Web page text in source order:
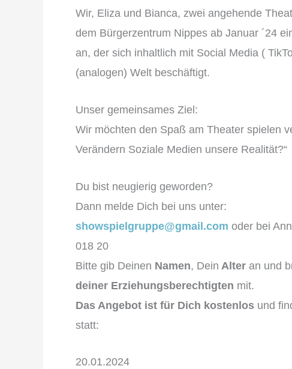
Wir, Eliza und Bianca, zwei angehende
dem Bürgerzentrum Nippes ab Januar ´24
an, der sich inhaltlich mit Social Media (
(analogen) Welt beschäftigt.
Unser gemeinsames Ziel:
Wir möchten den Spaß am Theater spielen
Verändern Soziale Medien unsere Realität?“
Du bist neugierig geworden?
Dann melde Dich bei uns unter:
showspielgruppe@gmail.com oder bei
018 20
Bitte gib Deinen Namen, Dein Alter an und
deiner Erziehungsberechtigten mit.
Das Angebot ist für Dich kostenlos und
statt:
20.01.2024